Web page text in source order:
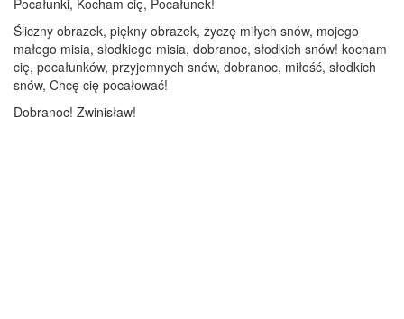
Pocałunki, Kocham cię, Pocałunek!
Śliczny obrazek, piękny obrazek, życzę miłych snów, mojego
małego misia, słodkiego misia, dobranoc, słodkich snów! kocham
cię, pocałunków, przyjemnych snów, dobranoc, miłość, słodkich
snów, Chcę cię pocałować!
Dobranoc! Zwinisław!